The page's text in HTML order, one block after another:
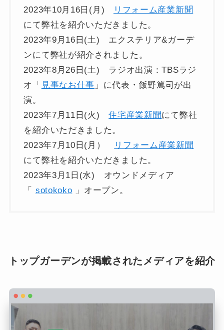
2023年10月16日(月)
リフォーム産業新聞
にて弊社を紹介いただきました。
2023年9月16日(土) エクステリア&ガーデ
ンにて弊社が紹介されました。
2023年8月26日(土) ラジオ出演：TBSラジ
オ「 見事なお仕事 」に代表・飯野篤司が出
演。
2023年7月11日(火)住宅産業新聞にて弊社
を紹介いただきました。
2023年7月10日(月）
リフォーム産業新聞
にて弊社を紹介いただきました。
2023年3月1日(水) オウンドメディア
「 sotokoko 」オープン。
トップガーデンが掲載されたメディアを紹介